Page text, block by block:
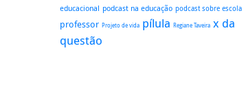
educacional podcast na educação podcast sobre escola
professor Projeto de vida pílula Regiane Taveira x da
questão